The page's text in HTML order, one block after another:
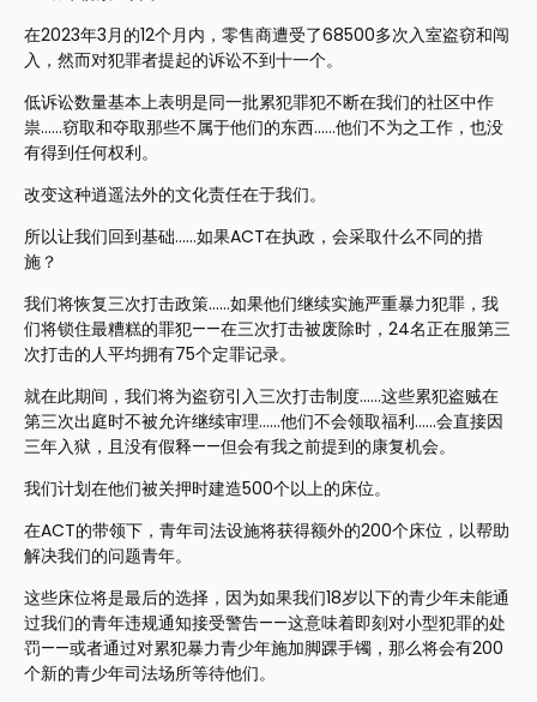
在2023年3月的12个月内，零售商遭受了68500多次入室盗窃和闯
入，然而对犯罪者提起的诉讼不到十一个。
低诉讼数量基本上表明是同一批累犯罪犯不断在我们的社区中作
祟……窃取和夺取那些不属于他们的东西……他们不为之工作，也没
有得到任何权利。
改变这种逍遥法外的文化责任在于我们。
所以让我们回到基础……如果ACT在执政，会采取什么不同的措
施？
我们将恢复三次打击政策……如果他们继续实施严重暴力犯罪，我
们将锁住最糟糕的罪犯——在三次打击被废除时，24名正在服第三
次打击的人平均拥有75个定罪记录。
就在此期间，我们将为盗窃引入三次打击制度……这些累犯盗贼在
第三次出庭时不被允许继续审理……他们不会领取福利……会直接因
三年入狱，且没有假释——但会有我之前提到的康复机会。
我们计划在他们被关押时建造500个以上的床位。
在ACT的带领下，青年司法设施将获得额外的200个床位，以帮助
解决我们的问题青年。
这些床位将是最后的选择，因为如果我们18岁以下的青少年未能通
过我们的青年违规通知接受警告——这意味着即刻对小型犯罪的处
罚——或者通过对累犯暴力青少年施加脚踝手镯，那么将会有200
个新的青少年司法场所等待他们。